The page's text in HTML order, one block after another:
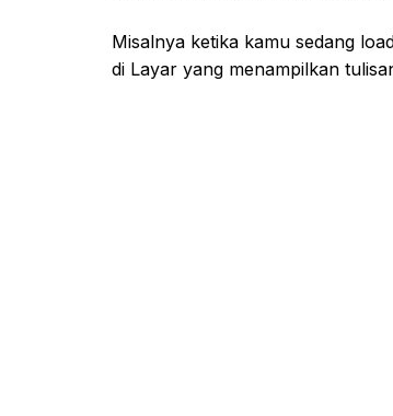
Misalnya ketika kamu sedang
di Layar yang menampilkan